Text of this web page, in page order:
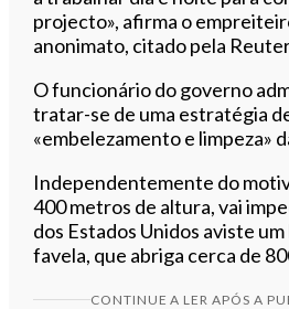
projecto», afirma o
anonimato, citado pela
O funcionário do governo
tratar-se de uma estratégia
«embelezamento e limpeza»
Independentemente do
400 metros de altura, vai
dos Estados Unidos aviste
favela, que abriga cerca de
CONTINUE A LER APÓS A